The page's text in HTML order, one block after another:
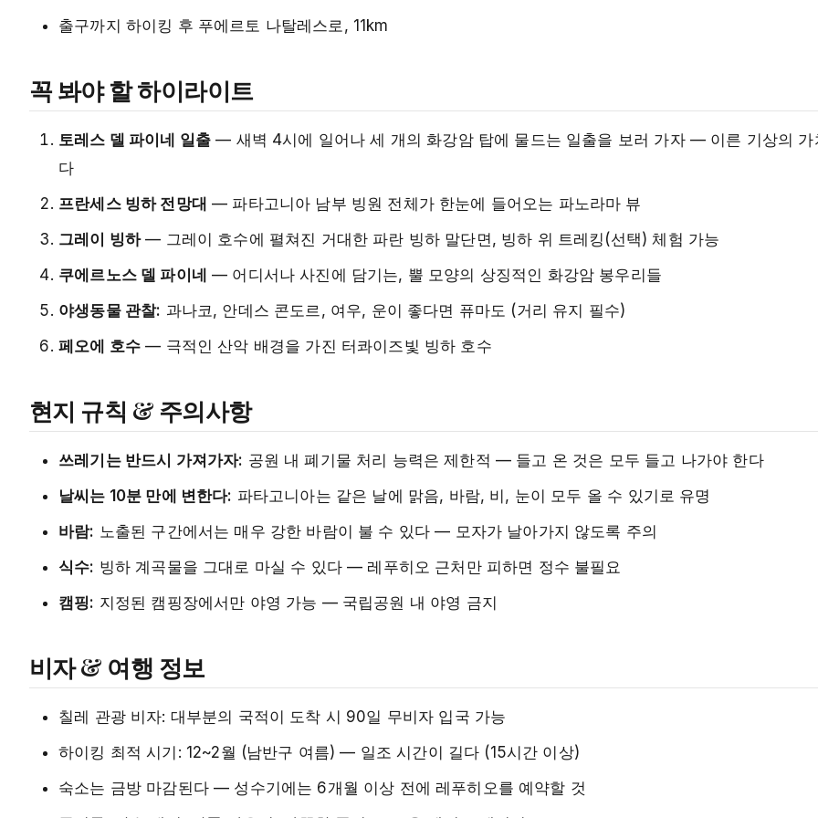
출구까지 하이킹 후 푸에르토 나탈레스로, 11km
꼭 봐야 할 하이라이트
토레스 델 파이네 일출 — 새벽 4시에 일어나 세 개의 화강암 탑에 물드는 일출을 보러 가자 — 이른 기상의 가
다
프란세스 빙하 전망대 — 파타고니아 남부 빙원 전체가 한눈에 들어오는 파노라마 뷰
그레이 빙하— 그레이 호수에 펼쳐진 거대한 파란 빙하 말단면, 빙하 위 트레킹(선택) 체험 가능
쿠에르노스 델 파이네 — 어디서나 사진에 담기는, 뿔 모양의 상징적인 화강암 봉우리들
야생동물 관찰: 과나코, 안데스 콘도르, 여우, 운이 좋다면 퓨마도 (거리 유지 필수)
페오에 호수 — 극적인 산악 배경을 가진 터콰이즈빛 빙하 호수
현지 규칙 & 주의사항
쓰레기는 반드시 가져가자: 공원 내 폐기물 처리 능력은 제한적 — 들고 온 것은 모두 들고 나가야 한다
날씨는 10분 만에 변한다: 파타고니아는 같은 날에 맑음, 바람, 비, 눈이 모두 올 수 있기로 유명
바람: 노출된 구간에서는 매우 강한 바람이 불 수 있다 — 모자가 날아가지 않도록 주의
식수: 빙하 계곡물을 그대로 마실 수 있다 — 레푸히오 근처만 피하면 정수 불필요
캠핑: 지정된 캠핑장에서만 야영 가능 — 국립공원 내 야영 금지
비자 & 여행 정보
칠레 관광 비자: 대부분의 국적이 도착 시 90일 무비자 입국 가능
하이킹 최적 시기: 12~2월 (남반구 여름) — 일조 시간이 길다 (15시간 이상)
숙소는 금방 마감된다 — 성수기에는 6개월 이상 전에 레푸히오를 예약할 것